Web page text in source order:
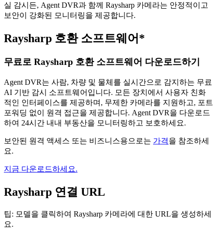
실 감시든, Agent DVR과 함께 Raysharp 카메라는 안정적이고
보안이 강화된 모니터링을 제공합니다.
Raysharp 호환 소프트웨어*
무료로 Raysharp 호환 소프트웨어 다운로드하기
Agent DVR는 사람, 차량 및 물체를 실시간으로 감지하는 무료
AI 기반 감시 소프트웨어입니다. 모든 장치에서 사용자 친화
적인 인터페이스를 제공하며, 무제한 카메라를 지원하고, 포트
포워딩 없이 원격 접근을 제공합니다. Agent DVR을 다운로드
하여 24시간 내내 부동산을 모니터링하고 보호하세요.
보안된 원격 액세스 또는 비즈니스용으로는 가격을 참조하세
요.
지금 다운로드하세요.
Raysharp 연결 URL
팁: 모델을 클릭하여 Raysharp 카메라에 대한 URL을 생성하세
요.